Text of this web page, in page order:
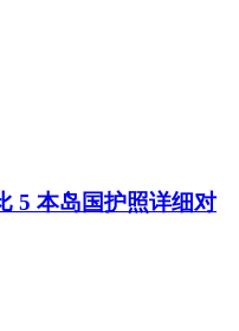
5 本岛国护照详细对